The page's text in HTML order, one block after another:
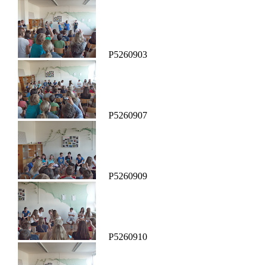
P5260903
P5260907
P5260909
P5260910